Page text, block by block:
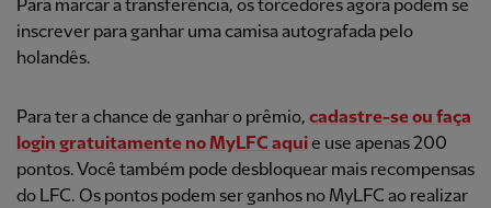
Para marcar a transferência, os torcedores agora podem se
inscrever para ganhar uma camisa autografada pelo
holandês.
Para ter a chance de ganhar o prêmio, cadastre-se ou faça
login gratuitamente no MyLFC aquie use apenas 200
pontos. Você também pode desbloquear mais recompensas
do LFC. Os pontos podem ser ganhos no MyLFC ao realizar